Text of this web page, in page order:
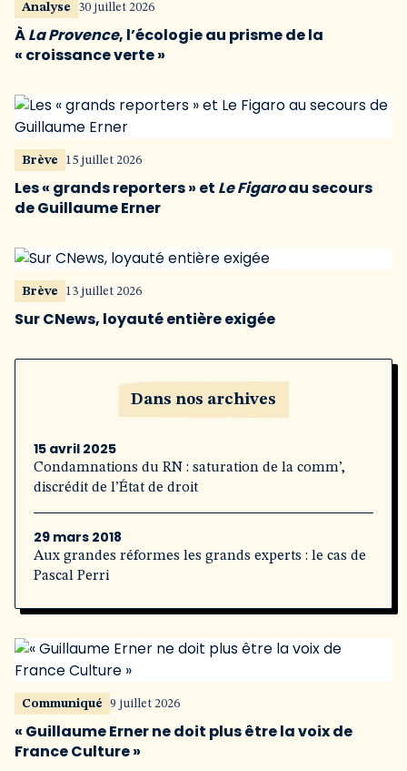
Analyse 30 juillet 2026
ÀLa Provence, l’écologie au prisme de la
« croissance verte »
Brève 15 juillet 2026
Les « grands reporters » et Le Figaroau secours
de Guillaume Erner
Brève 13 juillet 2026
Sur CNews, loyauté entière exigée
Dans nos archives
15 avril 2025
Condamnations du RN : saturation de la comm’,
discrédit de l’État de droit
29 mars 2018
Aux grandes réformes les grands experts : le cas de
Pascal Perri
Communiqué 9 juillet 2026
« Guillaume Erner ne doit plus être la voix de
France Culture »